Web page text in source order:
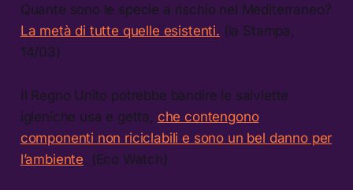
Quante sono le specie a rischio nel Mediterraneo?
La metà di tutte quelle esistenti. (la Stampa,
14/03)
Il Regno Unito potrebbe bandire le salviette
igieniche usa e getta, che contengono
componenti non riciclabili e sono un bel danno per
l’ambiente. (Eco Watch)